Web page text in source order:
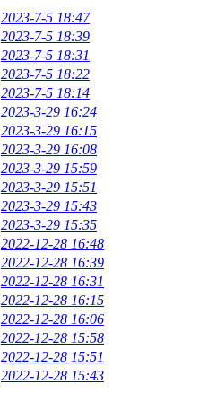
2023-7-5 18:47
2023-7-5 18:39
2023-7-5 18:31
2023-7-5 18:22
2023-7-5 18:14
2023-3-29 16:24
2023-3-29 16:15
2023-3-29 16:08
2023-3-29 15:59
2023-3-29 15:51
2023-3-29 15:43
2023-3-29 15:35
2022-12-28 16:48
2022-12-28 16:39
2022-12-28 16:31
2022-12-28 16:15
2022-12-28 16:06
2022-12-28 15:58
2022-12-28 15:51
2022-12-28 15:43